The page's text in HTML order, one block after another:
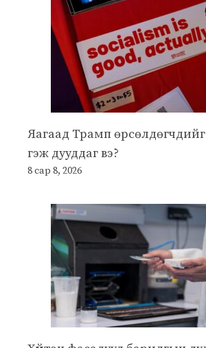
Яагаад Трамп
гэж дууддаг вэ?
8 сар 8, 2026